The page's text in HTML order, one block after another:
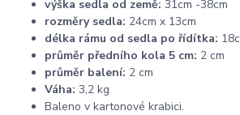
výška sedla od země: 31cm -38cm
rozměry sedla: 24cm x 13cm
délka rámu od sedla po řídítka:
průměr předního kola 5 cm: 2 cm
průměr balení: 2 cm
Váha: 3,2 kg
Baleno v kartonové krabici.